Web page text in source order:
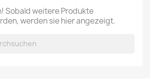
Sobald weitere Produkte
werden sie hier angezeigt.